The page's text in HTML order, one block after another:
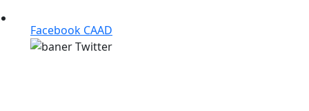
Facebook CAAD